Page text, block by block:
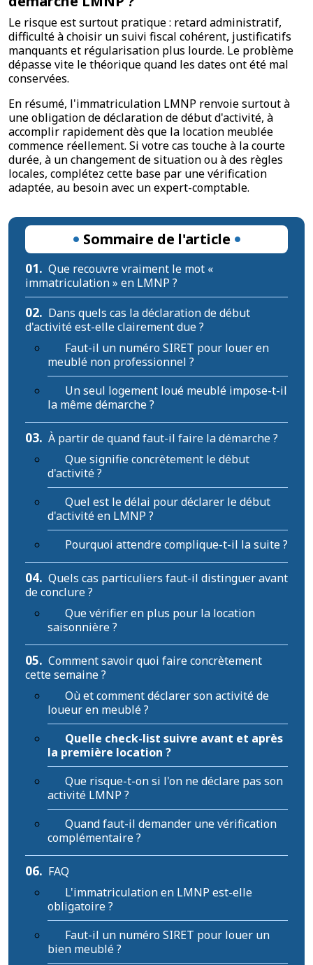
Le risque est surtout pratique : retard administratif,
difficulté à choisir un suivi fiscal cohérent, justificatifs
manquants et régularisation plus lourde. Le problème
dépasse vite le théorique quand les dates ont été mal
conservées.
En résumé, l'immatriculation LMNP renvoie surtout à
une obligation de déclaration de début d'activité, à
accomplir rapidement dès que la location meublée
commence réellement. Si votre cas touche à la courte
durée, à un changement de situation ou à des règles
locales, complétez cette base par une vérification
adaptée, au besoin avec un expert-comptable.
Sommaire de l'article
01. Que recouvre vraiment le mot «
immatriculation » en LMNP ?
02. Dans quels cas la déclaration de début
d'activité est-elle clairement due ?
Faut-il un numéro SIRET pour louer en
meublé non professionnel ?
Un seul logement loué meublé impose-t-il
la même démarche ?
03. À partir de quand faut-il faire la démarche ?
Que signifie concrètement le début
d'activité ?
Quel est le délai pour déclarer le début
d'activité en LMNP ?
Pourquoi attendre complique-t-il la suite ?
04. Quels cas particuliers faut-il distinguer avant
de conclure ?
Que vérifier en plus pour la location
saisonnière ?
05. Comment savoir quoi faire concrètement
cette semaine ?
Où et comment déclarer son activité de
loueur en meublé ?
Quelle check-list suivre avant et après
la première location ?
Que risque-t-on si l'on ne déclare pas son
activité LMNP ?
Quand faut-il demander une vérification
complémentaire ?
06. FAQ
L'immatriculation en LMNP est-elle
obligatoire ?
Faut-il un numéro SIRET pour louer un
bien meublé ?